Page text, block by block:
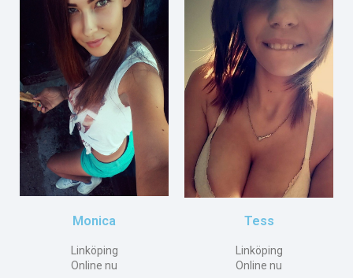
Monica
Linköping
Online nu
Tess
Linköping
Online nu